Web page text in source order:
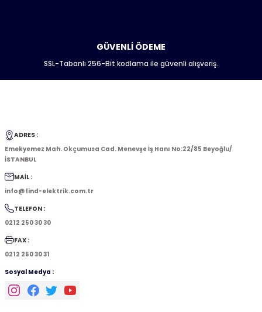
GÜVENLİ ÖDEME
SSL-Tabanlı 256-Bit kodlama ile güvenli alışveriş.
ADRES :
Emekyemez Mah. Okçumusa Cad. Menevşe İş Hanı No:22/85 Beyoğlu/
İSTANBUL
MAİL :
info@find-elektrik.com.tr
TELEFON :
0212 250 30 30
FAX :
0212 250 30 31
Sosyal Medya :